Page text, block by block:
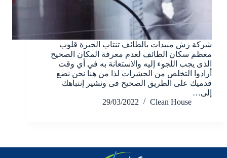
شركة رش مبيدات بالطائف تنتاب الحيرة قلوب
معظم سكان الطائف لعدم معرفة المكان الصحيح
الذى يجب اللجوء إليه والاستعانة به في أي وقت
أرادوا التخلص من الحشرات لذا من هنا نحن نضع
قدميك على الطريق الصحيح فى ونشير إنتباهك
إلى…
Clean House
29/03/2022